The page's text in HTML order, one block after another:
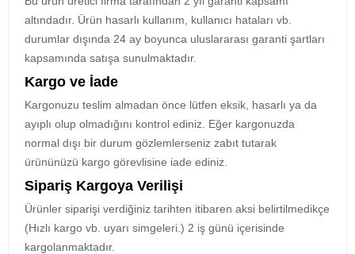
altındadır. Ürün hasarlı kullanım, kullanıcı hataları vb.
durumlar dışında 24 ay boyunca uluslararası garanti şartları
kapsamında satışa sunulmaktadır.
Kargo ve İade
Kargonuzu teslim almadan önce lütfen eksik, hasarlı ya da
ayıplı olup olmadığını kontrol ediniz. Eğer kargonuzda
normal dışı bir durum gözlemlerseniz zabıt tutarak
ürününüzü kargo görevlisine iade ediniz.
Sipariş Kargoya Verilişi
Ürünler siparişi verdiğiniz tarihten itibaren aksi belirtilmedikçe
(Hızlı kargo vb. uyarı simgeleri.) 2 iş günü içerisinde
kargolanmaktadır.